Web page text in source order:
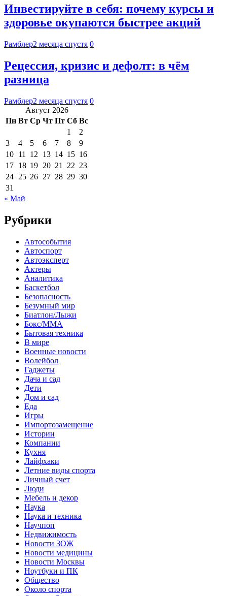
Инвестируйте в себя: почему курсы и
здоровье окупаются быстрее акций
Рамблер2 месяца спустя 0
Рецессия, кризис и дефолт: в чём
разница
Рамблер2 месяца спустя 0
Август 2026
Пн Вт Ср Чт Пт Сб Вс
1
2
3
4 5 6 7 8
9
10 11 12 13 14 15 16
17 18 19 20 21 22 23
24 25 26 27 28 29 30
31
« Май
Рубрики
Автособытия
Автоспорт
Автоэксперт
Актеры
Аналитика
Баскетбол
Безопасность
Безумный мир
Биатлон/Лыжи
Бокс/MMA
Бытовая техника
В мире
Военные новости
Волейбол
Гаджеты
Дача и сад
Дети
Дом и сад
Еда
Игры
Импортозамещение
Истории
Компании
Кухня
Лайфхаки
Летние виды спорта
Личный счет
Люди
Мебель и декор
Наука
Наука и техника
Научпоп
Недвижимость
Новости ЗОЖ
Новости медицины
Новости Москвы
Ноутбуки и ПК
Общество
Около спорта